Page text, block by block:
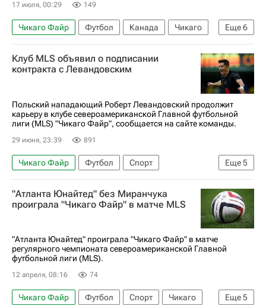
17 июля, 00:29 149
Еще6
Чикаго Файр Футбол Канада
Чикаго
Роберт Левандовский
Major League Soccer 2025
Ванкувер Уайткэпс
Клуб MLS объявил о подписании
контракта с Левандовским
Польский нападающий Роберт Левандовский продолжит
карьеру в клубе североамериканской Главной футбольной
лиги (MLS) "Чикаго Файр", сообщается на сайте команды.
29 июня, 23:39 891
Еще5
Чикаго Файр Футбол
Спорт
Роберт Левандовский
Барселона
Major League Soccer 2025
Трансферы
"Атланта Юнайтед" без Миранчука
проиграла "Чикаго Файр" в матче MLS
"Атланта Юнайтед" проиграла "Чикаго Файр" в матче
регулярного чемпионата североамериканской Главной
футбольной лиги (MLS).
12 апреля, 08:16 74
Еще5
Чикаго Файр Футбол Спорт
Чикаго